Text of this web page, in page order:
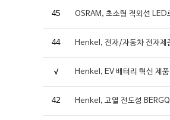
45 OSRAM, 초소형 적외선 LED
44 Henkel, 전자/자동차 전자제
√ Henkel, EV 배터리 혁신 제품
42 Henkel, 고열 전도성